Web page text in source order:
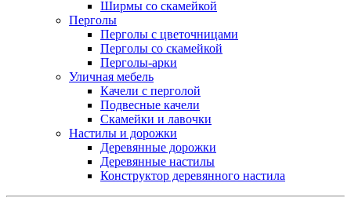
Ширмы со скамейкой
Перголы
Перголы с цветочницами
Перголы со скамейкой
Перголы-арки
Уличная мебель
Качели с перголой
Подвесные качели
Скамейки и лавочки
Настилы и дорожки
Деревянные дорожки
Деревянные настилы
Конструктор деревянного настила